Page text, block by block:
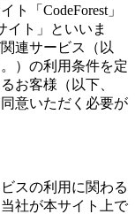
「CodeForest」
イト」といいま
連サービス（以
）の利用条件を定
お客様（以下、
意いただく必要が
スの利用に関わる
社が本サイト上で